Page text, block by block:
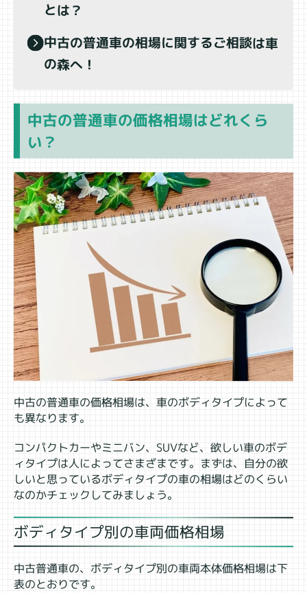
とは？
中古の普通車の相場に関するご相談は車
の森へ！
中古の普通車の価格相場はどれくら
い？
中古の普通車の価格相場は、車のボディタイプによって
も異なります。
コンパクトカーやミニバン、SUVなど、欲しい車のボデ
ィタイプは人によってさまざまです。まずは、自分の欲
しいと思っているボディタイプの車の相場はどのくらい
なのかチェックしてみましょう。
ボディタイプ別の車両価格相場
中古普通車の、ボディタイプ別の車両本体価格相場は下
表のとおりです。